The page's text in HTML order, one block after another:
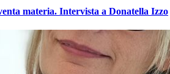
materia. Intervista a Donatella Izzo